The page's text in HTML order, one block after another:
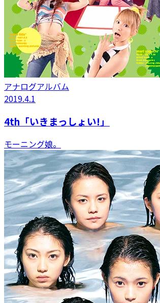
アナログアルバム
2019.4.1
4th「いきまっしょい!」
モーニング娘。